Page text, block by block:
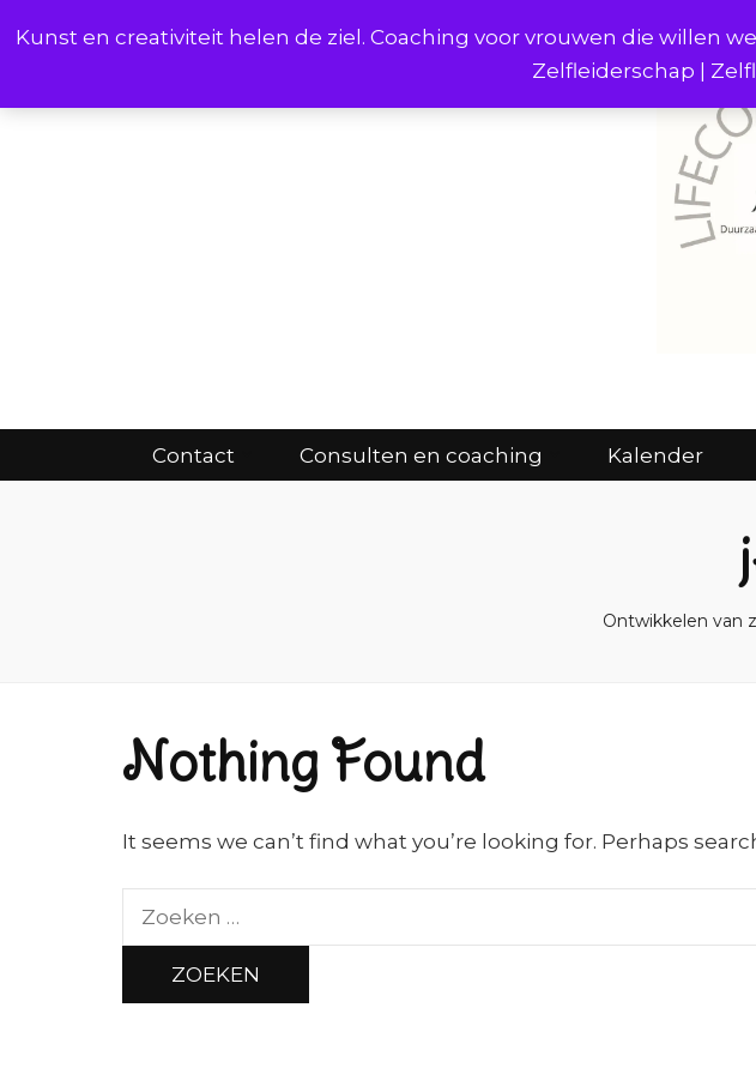
Kunst en creativiteit helen de ziel. Coaching voor vrouwen die willen
Zelfleiderschap |
Contact Consulten en coaching Kalender
Contact Consulten
Ontwikkelen van
Nothing Found
It seems we can’t find what you’re looking for. Perhaps
Zoeken